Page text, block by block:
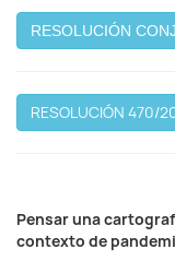
Pensar una
contexto de